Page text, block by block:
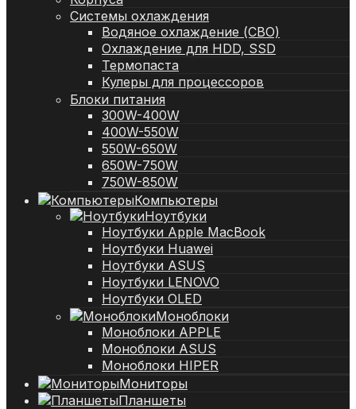
Системы охлаждения
Водяное охлаждение (СВО)
Охлаждение для HDD, SSD
Термопаста
Кулеры для процессоров
Блоки питания
300W-400W
400W-550W
550W-650W
650W-750W
750W-850W
Компьютеры
Ноутбуки
Ноутбуки Apple MacBook
Ноутбуки Huawei
Ноутбуки ASUS
Ноутбуки LENOVO
Ноутбуки OLED
Моноблоки
Моноблоки APPLE
Моноблоки ASUS
Моноблоки HIPER
Мониторы
Планшеты